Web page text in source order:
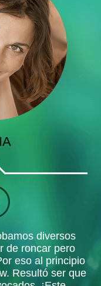
diversos
de roncar pero
eso al principio
Resultó ser que